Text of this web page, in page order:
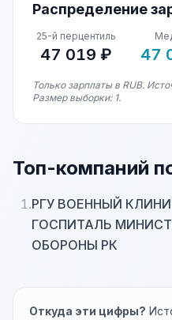
Распределение
25-й перцентиль
47 019 ₽ 47
Только зарплаты в RUB.
Размер выборки: 1.
Топ-компаний
1.РГУ ВОЕННЫЙ
ГОСПИТАЛЬ
ОБОРОНЫ РК
Откуда эти цифры?